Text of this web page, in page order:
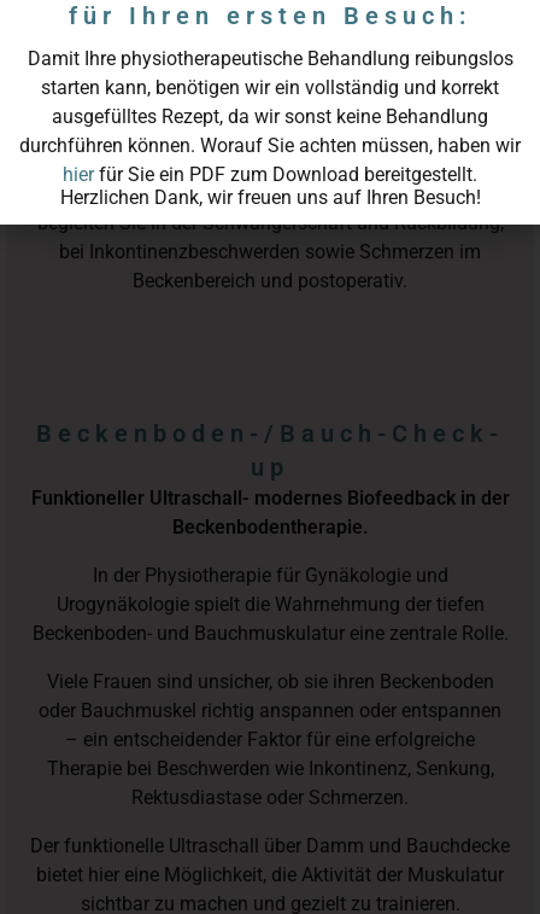
Mit Spezialisierung auf Beckenbodentherapie und
Frauengesundheit bieten wir eine individuelle,
evidenzbasierte Behandlung in allen Lebensphasen. Wir
begleiten Sie in der Schwangerschaft und Rückbildung,
bei Inkontinenzbeschwerden sowie Schmerzen im
Beckenbereich und postoperativ.
Beckenboden-/Bauch-Check-
up
Funktioneller Ultraschall- modernes Biofeedback in der
Beckenbodentherapie.
In der Physiotherapie für Gynäkologie und
Urogynäkologie spielt die Wahrnehmung der tiefen
Beckenboden- und Bauchmuskulatur eine zentrale Rolle.
Viele Frauen sind unsicher, ob sie ihren Beckenboden
oder Bauchmuskel richtig anspannen oder entspannen
– ein entscheidender Faktor für eine erfolgreiche
Therapie bei Beschwerden wie Inkontinenz, Senkung,
Rektusdiastase oder Schmerzen.
Der funktionelle Ultraschall über Damm und Bauchdecke
bietet hier eine Möglichkeit, die Aktivität der Muskulatur
sichtbar zu machen und gezielt zu trainieren.
für Ihren ersten Besuch:
Damit Ihre physiotherapeutische Behandlung reibungslos
starten kann, benötigen wir ein vollständig und korrekt
ausgefülltes Rezept, da wir sonst keine Behandlung
durchführen können. Worauf Sie achten müssen, haben wir
hierfür Sie ein PDF zum Download bereitgestellt.
Herzlichen Dank, wir freuen uns auf Ihren Besuch!